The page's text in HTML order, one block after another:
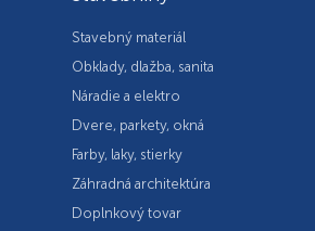
Stavebný materiál
Obklady, dlažba, sanita
Náradie a elektro
Dvere, parkety, okná
Farby, laky, stierky
Záhradná architektúra
Doplnkový tovar